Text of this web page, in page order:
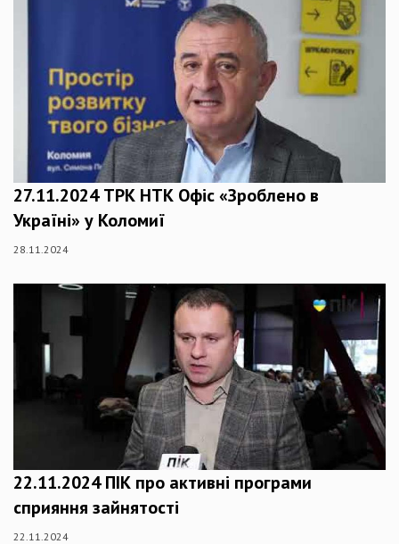
27.11.2024 ТРК НТК Офіс «Зроблено в
Україні» у Коломиї
28.11.2024
22.11.2024 ПІК про активні програми
сприяння зайнятості
22.11.2024